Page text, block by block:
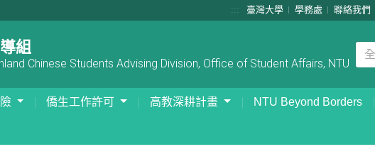
::: 臺灣大學 學務處 聯絡我們
組
Chinese Students Advising Division, Office of Student Affairs, NTU
僑生工作許可 高教深耕計畫 NTU Beyond Borders